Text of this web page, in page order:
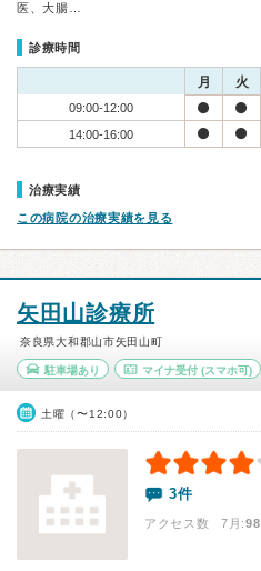
医、大腸…
診療時間
月 火
09:00-12:00
14:00-16:00
治療実績
この病院の治療実績を見る
矢田山診療所
奈良県大和郡山市矢田山町
駐車場あり マイナ受付(スマホ可)
土曜（〜12:00）
3件
アクセス数 7月:98